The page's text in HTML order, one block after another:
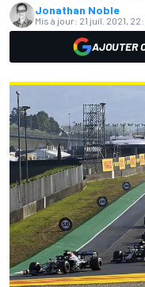
Jonathan Noble
Mis à jour: 21 juil. 2021,
AJOUTER